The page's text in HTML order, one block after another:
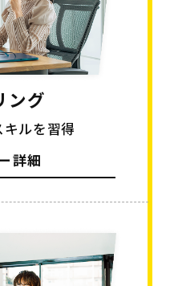
ング
ルを習得
詳細